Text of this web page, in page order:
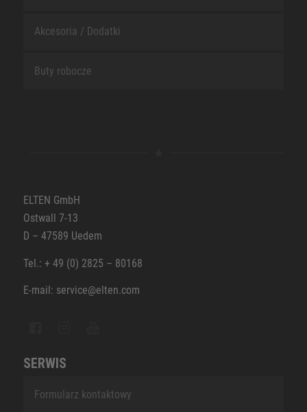
Akcesoria / Dodatki
Buty robocze
ELTEN GmbH
Ostwall 7-13
D – 47589 Uedem
Tel.: + 49 (0) 2825 – 80168
E-mail: service@elten.com
SERWIS
Formularz kontaktowy